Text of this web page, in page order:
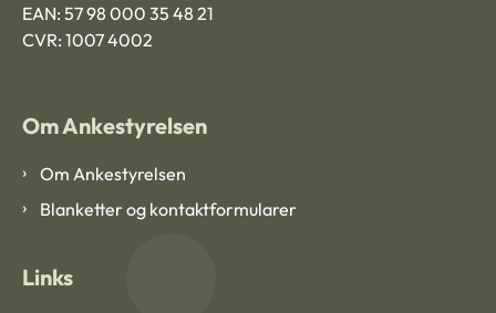
EAN: 57 98 000 35 48 21
CVR: 1007 4002
Om Ankestyrelsen
Om Ankestyrelsen
Blanketter og kontaktformularer
Links